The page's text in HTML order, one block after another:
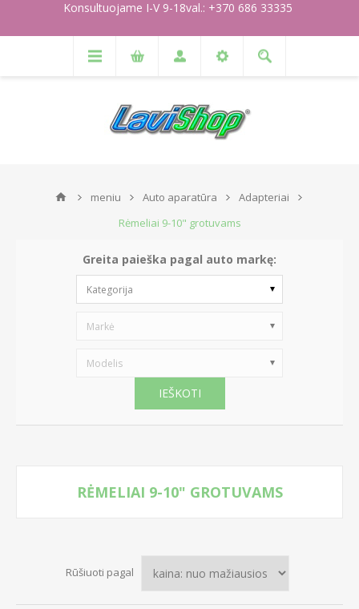
Konsultuojame I-V 9-18val.: +370 686 33335
meniu Auto aparatūra
Adapteriai
Rėmeliai 9-10" grotuvams
Greita paieška pagal auto markę:
Kategorija
Markė
Modelis
IEŠKOTI
RĖMELIAI 9-10" GROTUVAMS
Rūšiuoti pagal